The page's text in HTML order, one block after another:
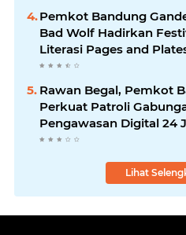
Masyarakat
Pemkot Bandung
Bad Wolf Hadirkan
Literasi Pages and
Rawan Begal, Pemkot
Perkuat Patroli
Pengawasan Digital 24
Lihat